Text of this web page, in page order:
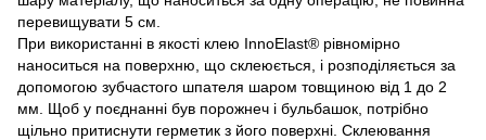
перевищувати 5 см.
При використанні в якості клею InnoElast® рівномірно
наноситься на поверхню, що склеюється, і розподіляється за
допомогою зубчастого шпателя шаром товщиною від 1 до 2
мм. Щоб у поєднанні був порожнеч і бульбашок, потрібно
щільно притиснути герметик з його поверхні. Склеювання